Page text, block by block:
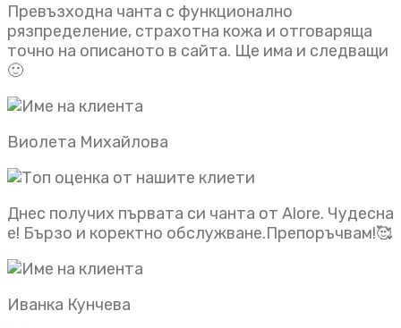
Превъзходна чанта с функционално
рязпределение, страхотна кожа и отговаряща
точно на описаното в сайта. Ще има и следващи
🙂
Виолета Михайлова
Днес получих първата си чанта от Alore. Чудесна
е! Бързо и коректно обслужване.Препоръчвам!🥰
Иванка Кунчева